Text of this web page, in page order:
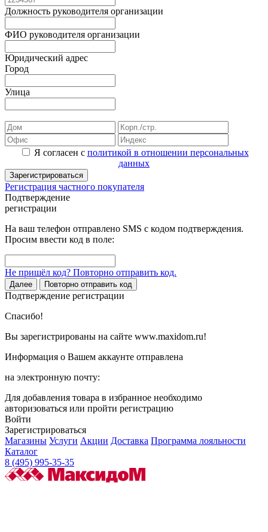
Должность руководителя организации
ФИО руководителя организации
Юридический адрес
Город
Улица
Я согласен с политикой в отношении персональных
данных
Зарегистрироваться
Регистрация частного покупателя
Подтверждение
регистрации
На ваш телефон отправлено SMS с кодом подтверждения.
Просим ввести код в поле:
Не пришёл код? Повторно отправить код.
Далее Повторно отправить код
Подтверждение регистрации
Спасибо!
Вы зарегистрированы на сайте www.maxidom.ru!
Информация о Вашем аккаунте отправлена
на электронную почту:
Для добавления товара в избранное необходимо
авторизоваться или пройти регистрацию
Войти
Зарегистрироваться
Магазины Услуги Акции Доставка Программа лояльности
Каталог
8 (495) 995-35-35